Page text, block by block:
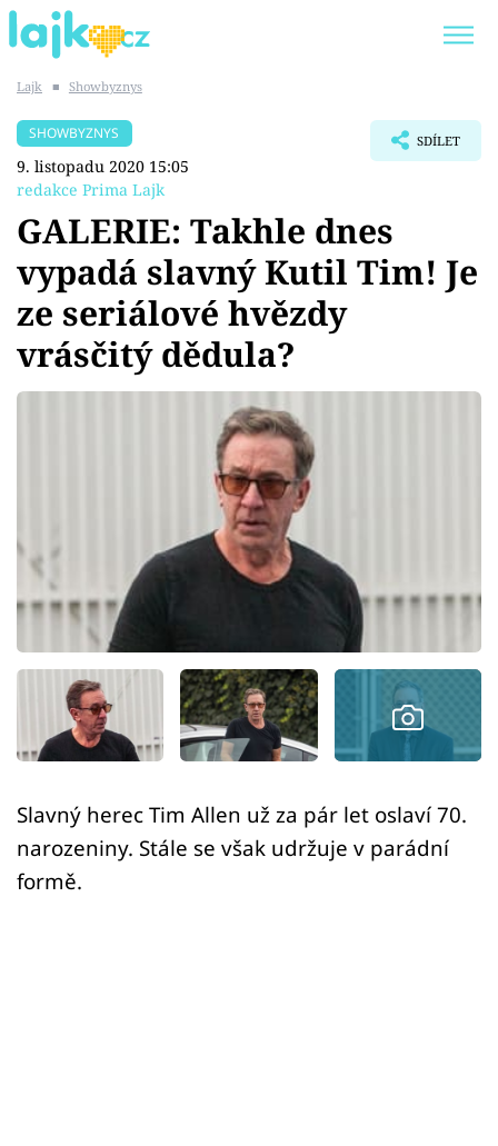
SHOPAHOLICADEL
Témata
Showbyznys
Youtubeři
Videa
Sledujte prima+
Přihlášení
Sledujte nás
Lajk ■ Showbyznys
SHOWBYZNYS
9. listopadu 2020 15:05
redakce Prima Lajk
SDÍLET
GALERIE: Takhle dnes
vypadá slavný Kutil Tim! Je
ze seriálové hvězdy
vrásčitý dědula?
Slavný herec Tim Allen už za pár let oslaví 70.
narozeniny. Stále se však udržuje v parádní
formě.